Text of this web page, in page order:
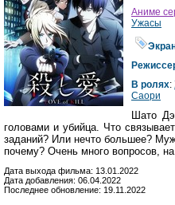
Аниме
Ужасы
В ролях:
Саори
Шато
головами и убийца. Что
заданий? Или нечто большее?
почему? Очень много вопросов, на
Дата выхода фильма: 13.01.2022
Дата добавления: 06.04.2022
Последнее обновление: 19.11.2022